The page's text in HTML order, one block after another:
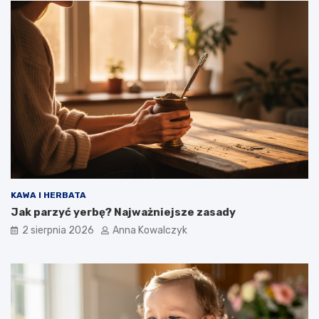
KAWA I HERBATA
Jak parzyć yerbę? Najważniejsze zasady
2 sierpnia 2026 Anna Kowalczyk